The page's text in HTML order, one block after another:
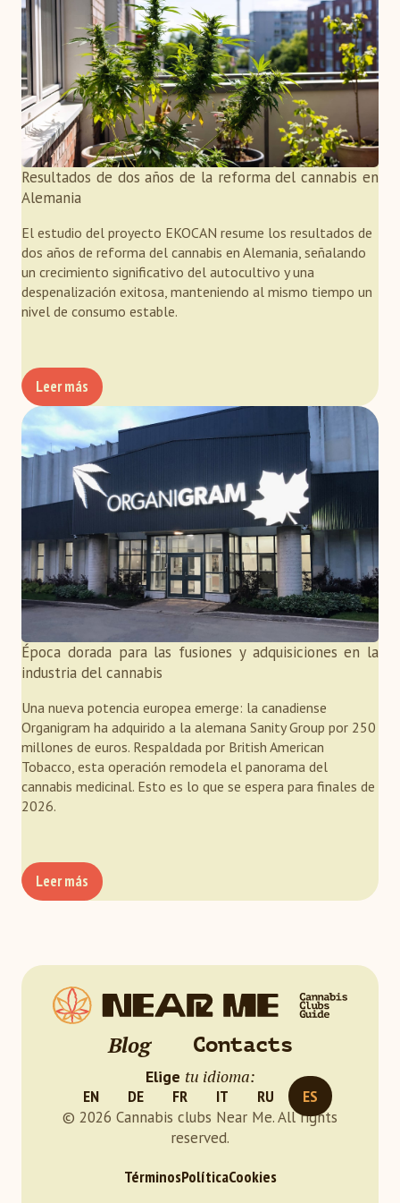
Resultados de dos años de la reforma del cannabis en
Alemania
El estudio del proyecto EKOCAN resume los resultados de
dos años de reforma del cannabis en Alemania, señalando
un crecimiento significativo del autocultivo y una
despenalización exitosa, manteniendo al mismo tiempo un
nivel de consumo estable.
Leer más
Época dorada para las fusiones y adquisiciones en la
industria del cannabis
Una nueva potencia europea emerge: la canadiense
Organigram ha adquirido a la alemana Sanity Group por 250
millones de euros. Respaldada por British American
Tobacco, esta operación remodela el panorama del
cannabis medicinal. Esto es lo que se espera para finales de
2026.
Leer más
Blog Contacts
Elige tu idioma:
EN DE FR IT RU ES
© 2026 Cannabis clubs Near Me. All rights
reserved.
TérminosPolíticaCookies